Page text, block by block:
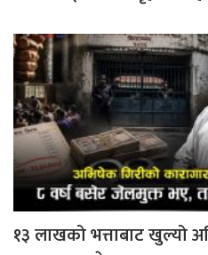
१३ लाखको भत्ताबाट खुल्यो